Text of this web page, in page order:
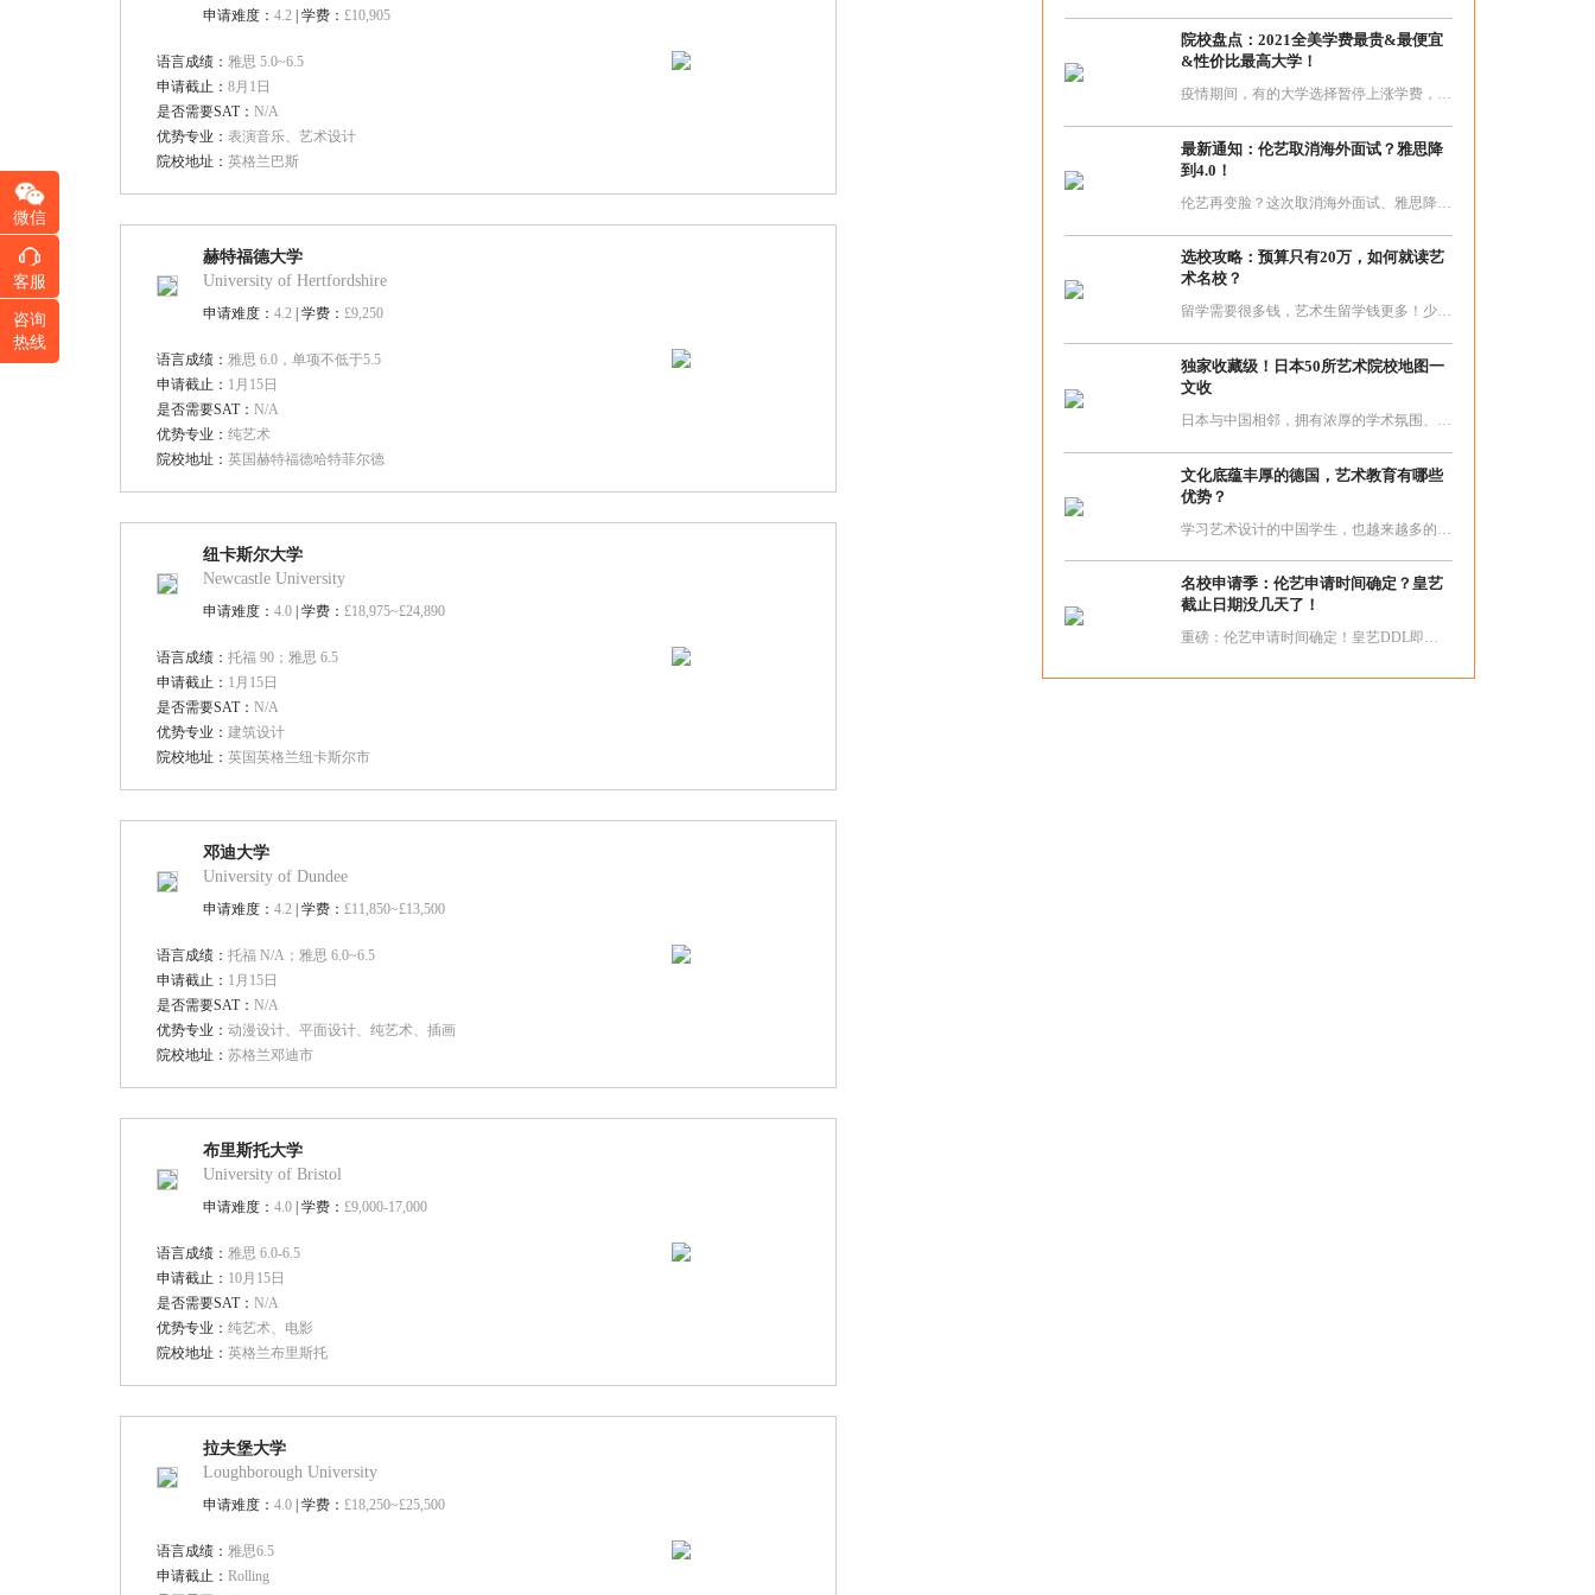
申请难度：4.2 | 学费：£10,905
语言成绩： 雅思 5.0~6.5
申请截止：8月1日
是否需要SAT：N/A
优势专业：表演音乐、艺术设计
院校地址：英格兰巴斯
赫特福德大学
University of Hertfordshire
申请难度：4.2 | 学费：£9,250
语言成绩： 雅思 6.0，单项不低于5.5
申请截止： 1月15日
是否需要SAT：N/A
优势专业：纯艺术
院校地址：英国赫特福德哈特菲尔德
纽卡斯尔大学
Newcastle University
申请难度：4.0 | 学费：£18,975~£24,890
语言成绩：托福 90；雅思 6.5
申请截止： 1月15日
是否需要SAT：N/A
优势专业：建筑设计
院校地址：英国英格兰纽卡斯尔市
邓迪大学
University of Dundee
申请难度：4.2 | 学费：£11,850~£13,500
语言成绩：托福 N/A；雅思 6.0~6.5
申请截止： 1月15日
是否需要SAT：N/A
优势专业：动漫设计、平面设计、纯艺术、插画
院校地址：苏格兰邓迪市
布里斯托大学
University of Bristol
申请难度：4.0 | 学费：£9,000-17,000
语言成绩： 雅思 6.0-6.5
申请截止： 10月15日
是否需要SAT：N/A
优势专业：纯艺术、电影
院校地址：英格兰布里斯托
拉夫堡大学
Loughborough University
申请难度：4.0 | 学费：£18,250~£25,500
语言成绩： 雅思6.5
申请截止：Rolling
院校盘点：2021全美学费最贵&最便宜
&性价比最高大学！
疫情期间，有的大学选择暂停上涨学费，有的大学减免部分学费，还有的则取消学杂费，甚至一些大学顶住财务压力为学生提供经济补助。下面咱们就来看看2021全美学费最贵&最便宜&性价比最高大学！
最新通知：伦艺取消海外面试？雅思降
到4.0！
伦艺再变脸？这次取消海外面试、雅思降到4.0、公布2021/22申请截止日期！
选校攻略：预算只有20万，如何就读艺
术名校？
留学需要很多钱，艺术生留学钱更多！少则几十万，多则上百万的开销，让很多人感觉留学生是“富二代”们的专属。其实并不然，“富二代”这种真的只是这个群体中很小的部分。大部分的留学生还是非常的节俭的。如果爸妈一年给你的预算是20几万，还有这些名校供你做选择！
独家收藏级！日本50所艺术院校地图一
文收
日本与中国相邻，拥有浓厚的学术氛围、艺术高校众多、相对低廉的费用等优势，逐渐吸引着越来越多的中国学生前往留学。纵观日本，从南到北，遍布着50所艺术类大学。
文化底蕴丰厚的德国，艺术教育有哪些
优势？
名校申请季：伦艺申请时间确定？皇艺
截止日期没几天了！
重磅：伦艺申请时间确定！皇艺DDL即将结束！最后时刻如何冲刺逆袭？针对排版，我们会在月底举办一场关于排版的workshop，毕业于伦艺LCC的导师将给你讲解排版的奥秘，让你用几个小技巧为你的作品集加分。
微信
客服
咨询
热线